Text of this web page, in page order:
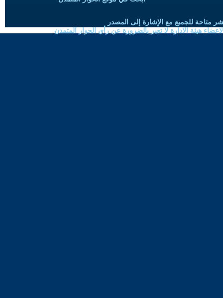
متاحة للجميع مع الإشارة إلى المصدر
هيئة الادارة لا تعبر بالضرورة عن رأي الحوار المتمدن